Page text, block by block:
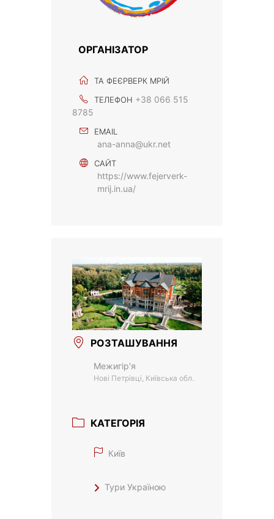
ОРГАНІЗАТОР
ТА ФЕЄРВЕРК МРІЙ
ТЕЛЕФОН +38 066 515
8785
EMAIL
ana-anna@ukr.net
САЙТ
https://www.fejerverk-
mrij.in.ua/
РОЗТАШУВАННЯ
Межигір'я
Нові Петрівці, Київська обл.
КАТЕГОРІЯ
Київ
Тури Україною